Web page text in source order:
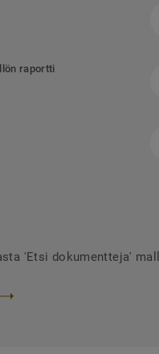
raportti
'Etsi dokumentteja'